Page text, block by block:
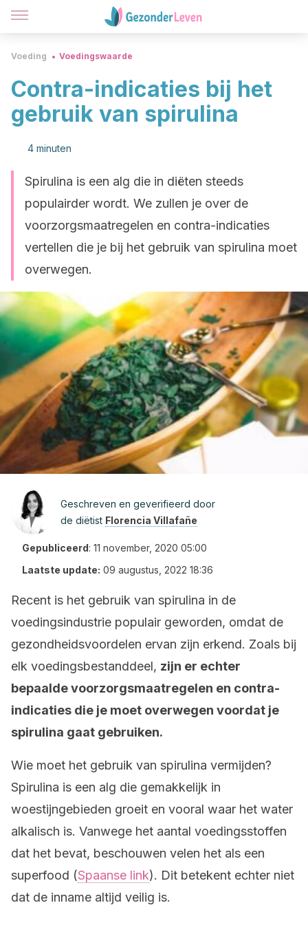
Voeding Voedingswaarde
Contra-indicaties bij het
gebruik van spirulina
4 minuten
Spirulina is een alg die in diëten steeds
populairder wordt. We zullen je over de
voorzorgsmaatregelen en contra-indicaties
vertellen die je bij het gebruik van spirulina moet
overwegen.
Geschreven en geverifieerd door
de diëtist Florencia Villafañe
Gepubliceerd: 11 november, 2020 05:00
Laatste update: 09 augustus, 2022 18:36
Recent is het gebruik van spirulina in de
voedingsindustrie populair geworden, omdat de
gezondheidsvoordelen ervan zijn erkend. Zoals bij
elk voedingsbestanddeel, zijn er echter
bepaalde voorzorgsmaatregelen en contra-
indicaties die je moet overwegen voordat je
spirulina gaat gebruiken.
Wie moet het gebruik van spirulina vermijden?
Spirulina is een alg die gemakkelijk in
woestijngebieden groeit en vooral waar het water
alkalisch is. Vanwege het aantal voedingsstoffen
dat het bevat, beschouwen velen het als een
superfood (Spaanse link). Dit betekent echter niet
dat de inname altijd veilig is.